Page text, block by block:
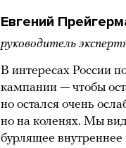
Евгений
руководитель
В интересах России
кампании — чтобы
но остался очень
но на коленях. Мы
бурлящее внутреннее